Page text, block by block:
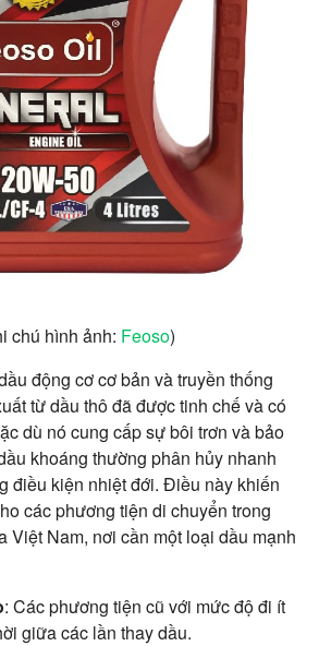
chú hình ảnh: Feoso)
động cơ cơ bản và truyền thống
từ dầu thô đã được tinh chế và có
dù nó cung cấp sự bôi trơn và bảo
khoáng thường phân hủy nhanh
điều kiện nhiệt đới. Điều này khiến
các phương tiện di chuyển trong
Việt Nam, nơi cần một loại dầu mạnh
: Các phương tiện cũ với mức độ đi ít
giữa các lần thay dầu.